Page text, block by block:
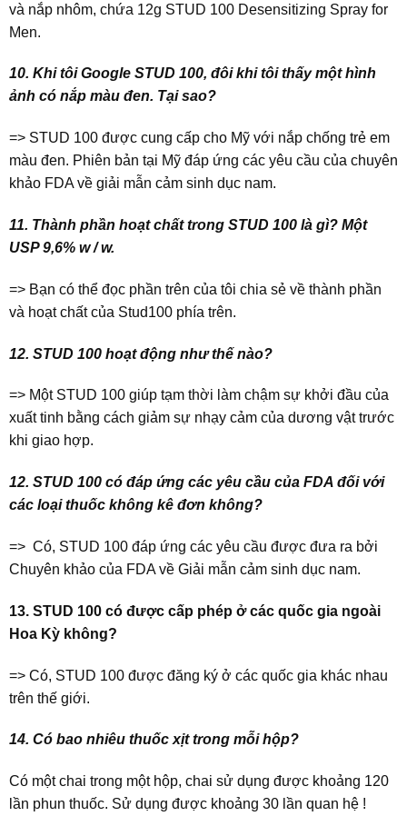
và nắp nhôm, chứa 12g STUD 100 Desensitizing Spray for
Men.
10. Khi tôi Google STUD 100, đôi khi tôi thấy một hình
ảnh có nắp màu đen. Tại sao?
=> STUD 100 được cung cấp cho Mỹ với nắp chống trẻ em
màu đen. Phiên bản tại Mỹ đáp ứng các yêu cầu của chuyên
khảo FDA về giải mẫn cảm sinh dục nam.
11. Thành phần hoạt chất trong STUD 100 là gì? Một
USP 9,6% w / w.
=> Bạn có thể đọc phần trên của tôi chia sẻ về thành phần
và hoạt chất của Stud100 phía trên.
12. STUD 100 hoạt động như thế nào?
=> Một STUD 100 giúp tạm thời làm chậm sự khởi đầu của
xuất tinh bằng cách giảm sự nhạy cảm của dương vật trước
khi giao hợp.
12. STUD 100 có đáp ứng các yêu cầu của FDA đối với
các loại thuốc không kê đơn không?
=> Có, STUD 100 đáp ứng các yêu cầu được đưa ra bởi
Chuyên khảo của FDA về Giải mẫn cảm sinh dục nam.
13. STUD 100 có được cấp phép ở các quốc gia ngoài
Hoa Kỳ không?
=> Có, STUD 100 được đăng ký ở các quốc gia khác nhau
trên thế giới.
14. Có bao nhiêu thuốc xịt trong mỗi hộp?
Có một chai trong một hộp, chai sử dụng được khoảng 120
lần phun thuốc. Sử dụng được khoảng 30 lần quan hệ !